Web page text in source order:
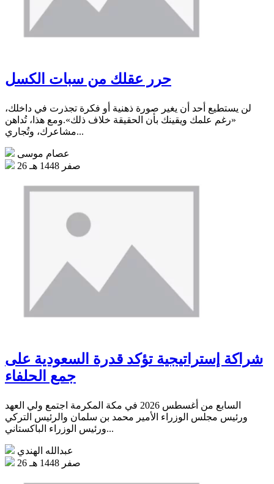
حرر عقلك من سبات الكسل
لن يستطيع أحد أن يغير صورة ذهنية أو فكرة تجذرت في داخلك،
«رغم علمك ويقينك بأن الحقيقة خلاف ذلك».ومع هذا، تُداهن
مشاعرك، وتُجاري...
عصام موسى
26 صفر 1448 هـ
شراكة إستراتيجية تؤكد قدرة السعودية على
جمع الحلفاء
السابع من أغسطس 2026 في مكة المكرمة اجتمع ولي العهد
ورئيس مجلس الوزراء الأمير محمد بن سلمان والرئيس التركي
ورئيس الوزراء الباكستاني...
عبدالله الهندي
26 صفر 1448 هـ